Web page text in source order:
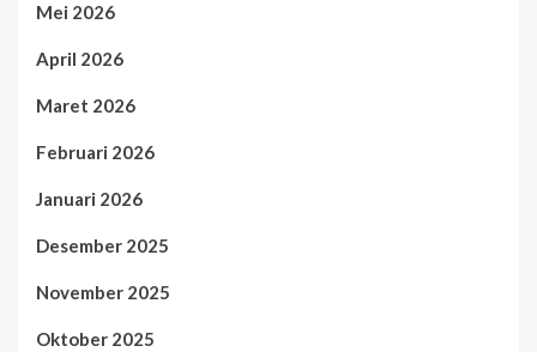
Mei 2026
April 2026
Maret 2026
Februari 2026
Januari 2026
Desember 2025
November 2025
Oktober 2025